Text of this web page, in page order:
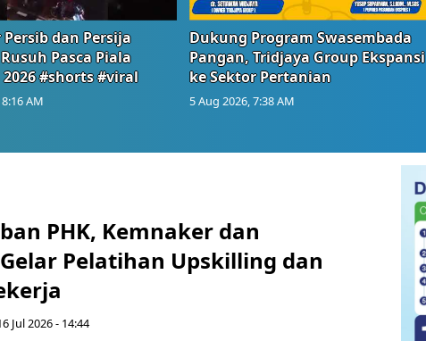
dan Persija
Pasca Piala
2026 #shorts #viral
AM
Dukung Program Swasembada
Pangan, Tridjaya Group Ekspansi
ke Sektor Pertanian
5 Aug 2026, 7:38 AM
PHK, Kemnaker dan
Pelatihan Upskilling dan
Jul 2026 - 14:44